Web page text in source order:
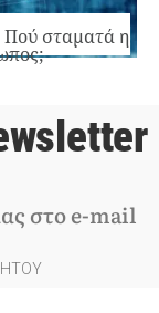
Πού σταματά η
στο e-mail